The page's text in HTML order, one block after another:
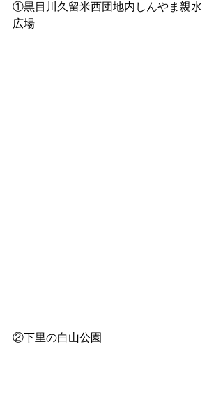
①黒目川久留米西団地内しんやま親水
広場
②下里の白山公園